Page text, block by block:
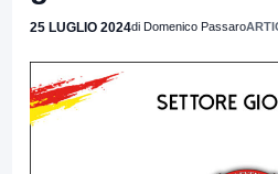
25 LUGLIO 2024di Domenico Passaro